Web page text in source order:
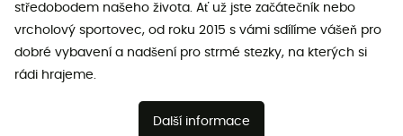
středobodem našeho života. Ať už jste začátečník nebo
vrcholový sportovec, od roku 2015 s vámi sdílíme vášeň pro
dobré vybavení a nadšení pro strmé stezky, na kterých si
rádi hrajeme.
Další informace